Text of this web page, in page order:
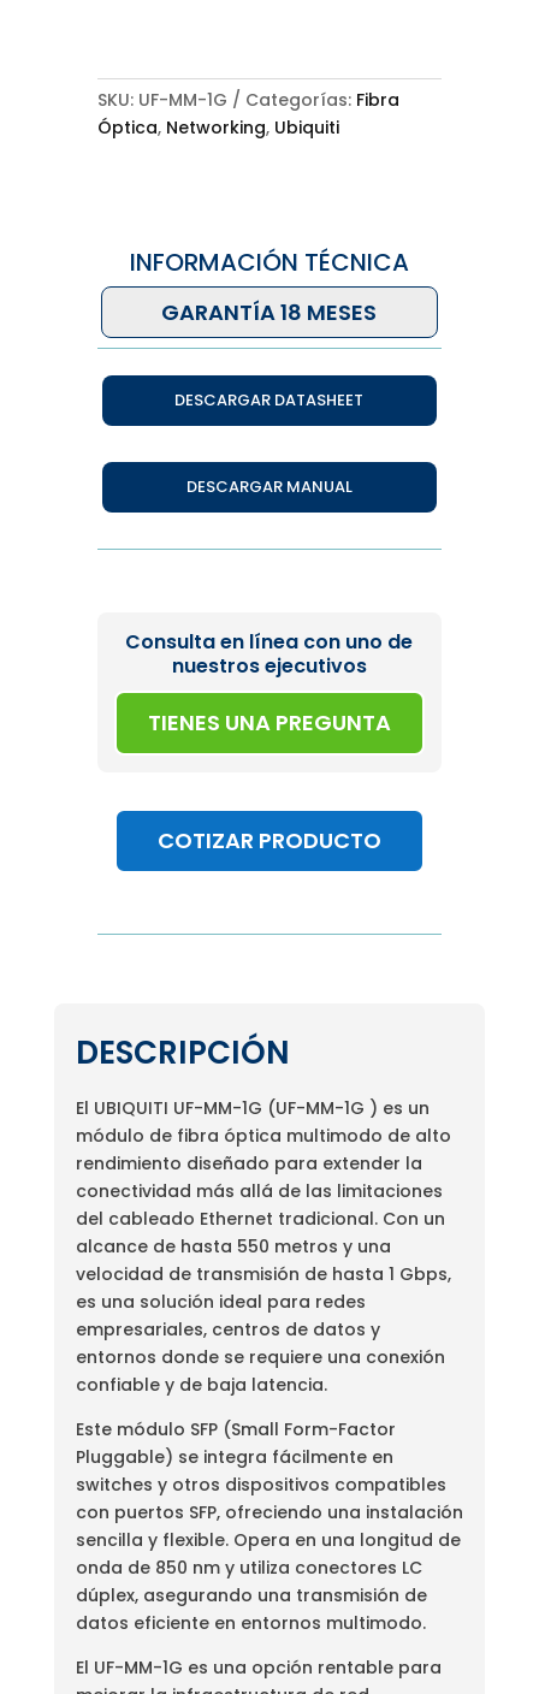
SKU: UF-MM-1G Categorías: Fibra
Óptica, Networking, Ubiquiti
INFORMACIÓN TÉCNICA
GARANTÍA 18 MESES
DESCARGAR DATASHEET
DESCARGAR MANUAL
Consulta en línea con uno de
nuestros ejecutivos
TIENES UNA PREGUNTA
COTIZAR PRODUCTO
DESCRIPCIÓN
El UBIQUITI UF-MM-1G (UF-MM-1G ) es un
módulo de fibra óptica multimodo de alto
rendimiento diseñado para extender la
conectividad más allá de las limitaciones
del cableado Ethernet tradicional. Con un
alcance de hasta 550 metros y una
velocidad de transmisión de hasta 1 Gbps,
es una solución ideal para redes
empresariales, centros de datos y
entornos donde se requiere una conexión
confiable y de baja latencia.
Este módulo SFP (Small Form-Factor
Pluggable) se integra fácilmente en
switches y otros dispositivos compatibles
con puertos SFP, ofreciendo una instalación
sencilla y flexible. Opera en una longitud de
onda de 850 nm y utiliza conectores LC
dúplex, asegurando una transmisión de
datos eficiente en entornos multimodo.
El UF-MM-1G es una opción rentable para